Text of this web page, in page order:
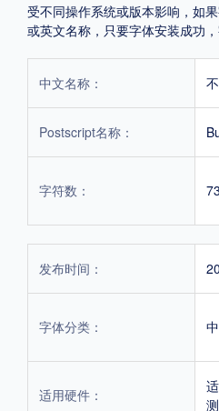
POP字体下载 字库打包下载
字体新闻 字体文章 字
受不同操作系统或版本影响，如
或英文名称，只要字体安装成功
中文名称：
Postscript名称：
字符数：
发布时间：
字体分类：
适用硬件：